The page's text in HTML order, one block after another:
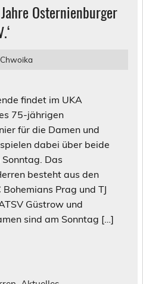
Osternienburger
findet im UKA
75-jährigen
für die Damen und
dabei über beide
Das
besteht aus den
Prag und TJ
Güstrow und
sind am Sonntag […]